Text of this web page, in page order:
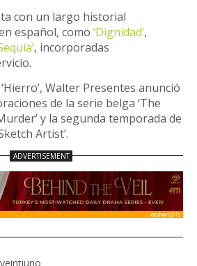
con un largo historial
español, como ‘Dignidad’,
, incorporadas
Walter Presentes anunció
de la serie belga ‘The
y la segunda temporada de
Artist’.